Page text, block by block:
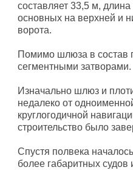
составляет 33,5 м,
основных на верхней и
ворота.
Помимо шлюза в состав
сегментными затворами.
Изначально шлюз и
недалеко от
круглогодичной
строительство было
Спустя полвека
более габаритных